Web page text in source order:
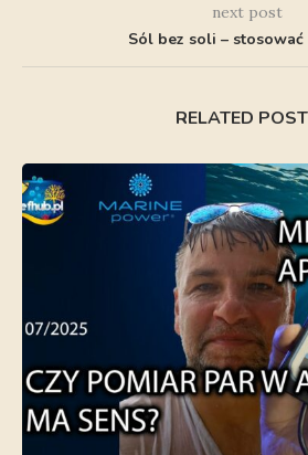
next post
Sól bez soli – stosować
RELATED